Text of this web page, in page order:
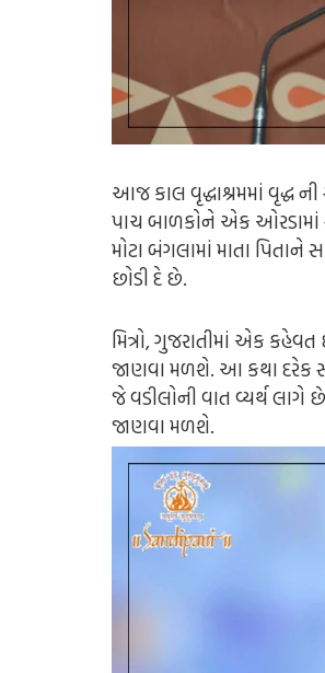
આજ કાલ વૃદ્ધાશ્રમમાં વૃદ્ધ
પાચ બાળકોને એક ઓરડામાં
મોટા બંગલામાં માતા
છોડી દે છે.
મિત્રો, ગુજરાતીમાં એક
જાણવા મળશે. આ કથા દરેક
જે વડીલોની વાત વ્યર્થ
જાણવા મળશે.